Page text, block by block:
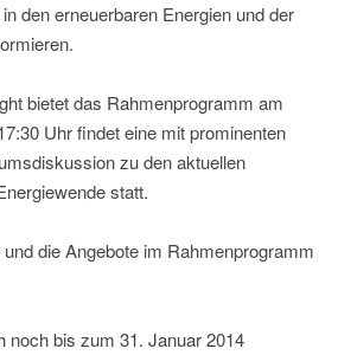
den erneuerbaren Energien und der
bietet das Rahmenprogramm am
Uhr findet eine mit prominenten
zu den aktuellen
statt.
die Angebote im Rahmenprogramm
noch bis zum 31. Januar 2014